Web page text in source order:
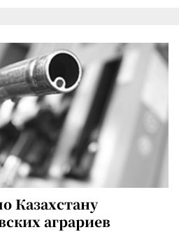
Казахстану
аграриев